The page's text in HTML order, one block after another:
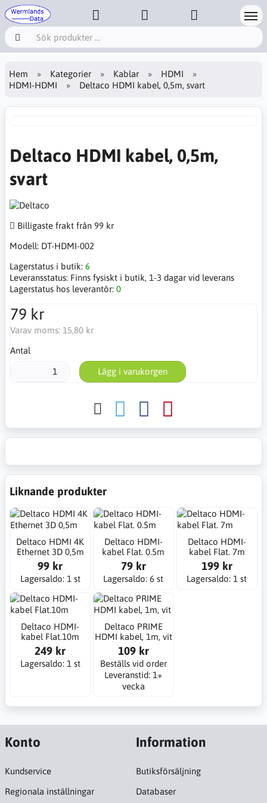
Hem Kategorier Kablar
HDMI
HDMI-HDMI
Deltaco HDMI kabel, 0,5m, svart
Deltaco HDMI kabel, 0,5m,
svart
Billigaste frakt från 99 kr
Modell: DT-HDMI-002
Lagerstatus i butik: 6
Leveransstatus: Finns fysiskt i butik, 1-3 dagar vid leverans
Lagerstatus hos leverantör: 0
79 kr
Varav moms: 15,80 kr
Antal
Lägg i varukorgen
Liknande produkter
Deltaco HDMI 4K
Ethernet 3D 0,5m
99 kr
Lagersaldo: 1 st
Deltaco HDMI-
kabel Flat. 0.5m
79 kr
Lagersaldo: 6 st
Deltaco HDMI-
kabel Flat. 7m
199 kr
Lagersaldo: 1 st
Deltaco HDMI-
kabel Flat.10m
249 kr
Lagersaldo: 1 st
Deltaco PRIME
HDMI kabel, 1m, vit
109 kr
Beställs vid order
Leveranstid: 1+
vecka
Konto
Kundservice
Regionala inställningar
Information
Butiksförsäljning
Databaser